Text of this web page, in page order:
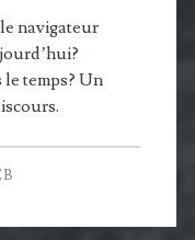
navigateur
temps? Un